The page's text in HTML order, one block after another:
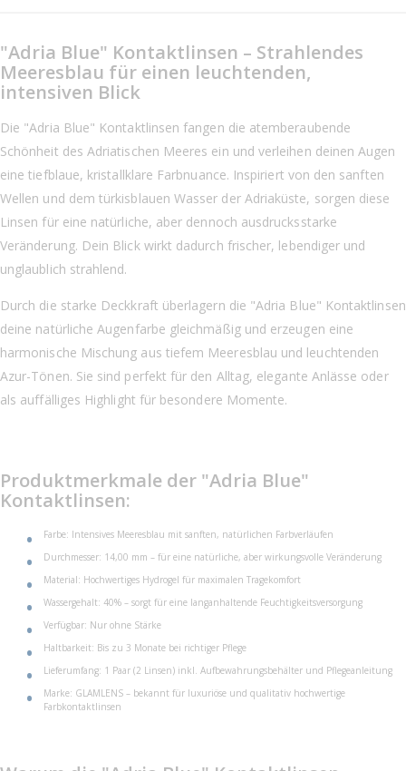
"Adria Blue" Kontaktlinsen – Strahlendes
Meeresblau für einen leuchtenden,
intensiven Blick
Die "Adria Blue" Kontaktlinsen fangen die atemberaubende
Schönheit des Adriatischen Meeres ein und verleihen deinen Augen
eine tiefblaue, kristallklare Farbnuance. Inspiriert von den sanften
Wellen und dem türkisblauen Wasser der Adriaküste, sorgen diese
Linsen für eine natürliche, aber dennoch ausdrucksstarke
Veränderung. Dein Blick wirkt dadurch frischer, lebendiger und
unglaublich strahlend.
Durch die starke Deckkraft überlagern die "Adria Blue" Kontaktlinsen
deine natürliche Augenfarbe gleichmäßig und erzeugen eine
harmonische Mischung aus tiefem Meeresblau und leuchtenden
Azur-Tönen. Sie sind perfekt für den Alltag, elegante Anlässe oder
als auffälliges Highlight für besondere Momente.
Produktmerkmale der "Adria Blue"
Kontaktlinsen:
Farbe: Intensives Meeresblau mit sanften, natürlichen Farbverläufen
Durchmesser: 14,00 mm – für eine natürliche, aber wirkungsvolle Veränderung
Material: Hochwertiges Hydrogel für maximalen Tragekomfort
Wassergehalt: 40% – sorgt für eine langanhaltende Feuchtigkeitsversorgung
Verfügbar: Nur ohne Stärke
Haltbarkeit: Bis zu 3 Monate bei richtiger Pflege
Lieferumfang: 1 Paar (2 Linsen) inkl. Aufbewahrungsbehälter und Pflegeanleitung
Marke: GLAMLENS – bekannt für luxuriöse und qualitativ hochwertige
Farbkontaktlinsen